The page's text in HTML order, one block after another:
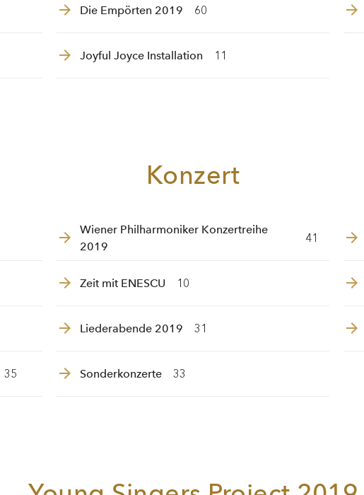
Die Empörten 2019 60
Joyful Joyce Installation 11
Konzert
Wiener Philharmoniker Konzertreihe
2019
41
Zeit mit ENESCU 10
Liederabende 2019 31
35 Sonderkonzerte 33